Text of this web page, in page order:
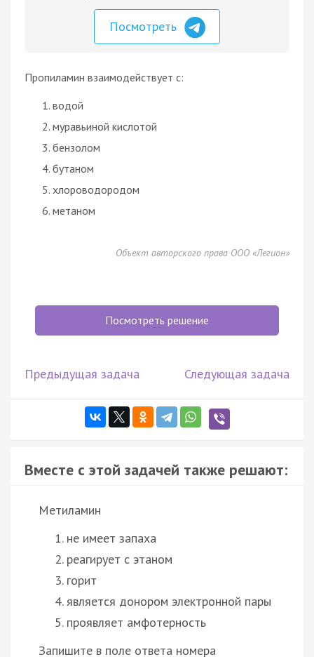
Посмотреть
Пропиламин взаимодействует с:
водой
муравьиной кислотой
бензолом
бутаном
хлороводородом
метаном
Объект авторского права ООО «Легион»
Посмотреть решение
Предыдущая задача Следующая задача
Вместе с этой задачей также решают:
Метиламин
не имеет запаха
реагирует с этаном
горит
является донором электронной пары
проявляет амфотерность
Запишите в поле ответа номера